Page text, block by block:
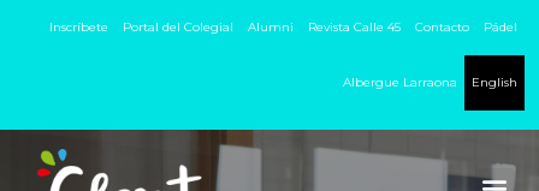
Inscríbete Portal del Colegial Alumni Revista Calle 45 Contacto Pádel
Albergue Larraona English